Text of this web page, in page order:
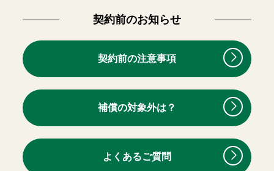
契約前のお知らせ
契約前の注意事項
補償の対象外は？
よくあるご質問